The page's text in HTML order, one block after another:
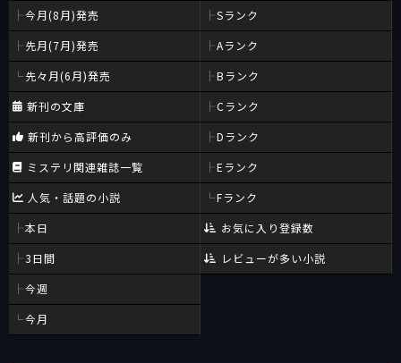
今月(8月)発売
先月(7月)発売
先々月(6月)発売
新刊の文庫
新刊から高評価のみ
ミステリ関連雑誌一覧
人気・話題の小説
本日
3日間
今週
今月
Sランク
Aランク
Bランク
Cランク
Dランク
Eランク
Fランク
お気に入り登録数
レビューが多い小説